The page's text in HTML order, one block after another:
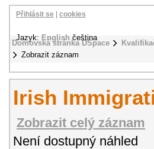
Domovská stránka DSpace
Zobrazit záznam
Přihlásit se cookies
Jazyk: English čeština
Irish
Zobrazit celý záznam
Není dostupný náhled